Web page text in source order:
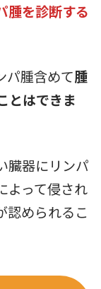
腫を診断する
パ腫含めて腫
とはできま
臓器にリンパ
よって侵され
認められるこ